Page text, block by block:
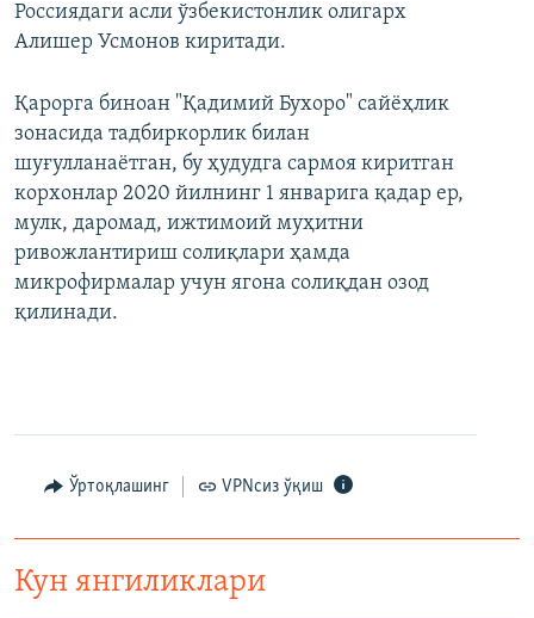
Россиядаги асли ўзбекистонлик олигарх
Алишер Усмонов киритади.
Қарорга биноан "Қадимий Бухоро" сайёҳлик
зонасида тадбиркорлик билан
шуғулланаётган, бу ҳудудга сармоя киритган
корхонлар 2020 йилнинг 1 январига қадар ер,
мулк, даромад, ижтимоий муҳитни
ривожлантириш солиқлари ҳамда
микрофирмалар учун ягона солиқдан озод
қилинади.
Ўртоқлашинг VPNсиз ўқиш
Кун янгиликлари